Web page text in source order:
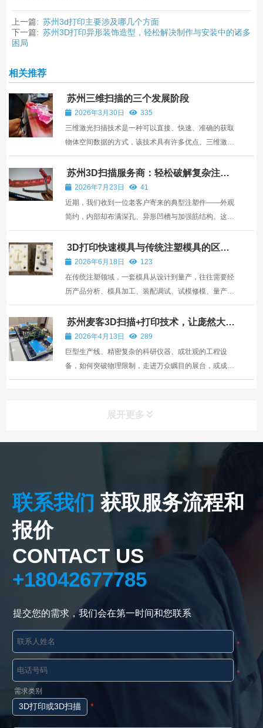
上一篇: 苏州3d打印主要涉及哪几个方面
下一篇: 苏州3D打印异形装饰造型，轻松解决制作与安装中的诸多
困局
相关推荐
苏州三维扫描的三个发展阶段
2026年3月30日
335
三维激光扫描技术是一种可以直接、快速、准确的获取
物体空间数据的方式，该技术具有许多优点。三维激光
扫描技术可以提供物体点云数据以及结构信息，从不同
空间尺度实现对农业资源的高效、精准监测。地面三维
激光扫描仪(Terrestrial Laser Scanning，TLS)提供了
一种...
苏州3D扫描服务商：轻松破解复杂注塑
件检测难题
2026年7月23日
41
近期，我们收到一位老客户寄来的典型注塑件——外观
简约，内部却布满深孔、异形凹槽与加强筋结构。这件
看似普通的工件，却让我们的技术团队经历了一次从
“棘手”到“豁然开朗”的全过程，也再次印证了选对3D扫
描服务方案的重要性。 客户诉求与初始尝试：问题重重
客户...
3D打印快速模具与传统注塑模具的区
别？最适合哪些场景？
2026年6月18日
123
在传统注塑领域，一套模具从设计到量产，往往需要经
历产品分析、模具加工、装配调试、试模修模、量产交
付等漫长链条，且每个环节都可能涉及不同供应商。企
业不仅要承担高昂的开模费用和改模成本，更要面对因
协作不畅导致的周期延误、责任推诿和品质偏差。而苏
州麦客...
苏州麦客3D扫描+打印技术，让庞然大物
快速变成高精度的微缩模型
2026年4月13日
289
巨型生产线、精密复杂的科研仪器、或壮观的工程设
备，如何突破物理限制，走进万众瞩目的展台，或成为
客户爱不释手的珍藏呢？传统方式是很难实现的，但是
展开更多
联系我们 获取服务流程和
报价
CONTACT US
+18042677785
提交您的需求，我们会在第一时间和您联系
*
*
需求类别
3D打印或3D扫描 *